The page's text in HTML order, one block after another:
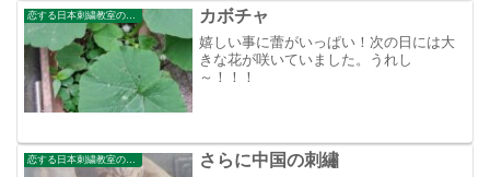
カボチャ
嬉しい事に蕾がいっぱい！次の日には大
きな花が咲いていました。うれし
～！！！
恋する日本刺繍教室のブログ さらに中国の刺繡